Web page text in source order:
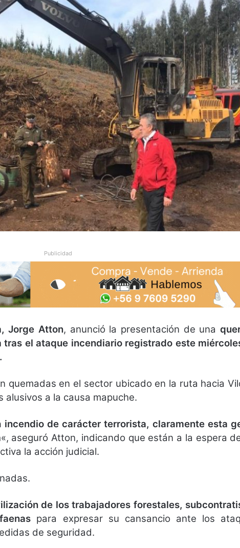
Publicidad
Jorge Atton, anunció la presentación de una
el ataque incendiario registrado este
quemadas en el sector ubicado en la ruta hacia
a la causa mapuche.
incendio de carácter terrorista, claramente esta
«, aseguró Atton, indicando que están a la espera
la acción judicial.
de los trabajadores forestales,
para expresar su cansancio ante los
de seguridad.